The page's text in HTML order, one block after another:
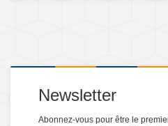
Newsletter
Abonnez-vous pour être le